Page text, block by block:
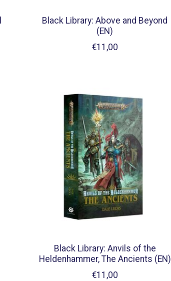
Black Library: Above and Beyond
(EN)
€11,00
Black Library: Anvils of the
Heldenhammer, The Ancients (EN)
€11,00